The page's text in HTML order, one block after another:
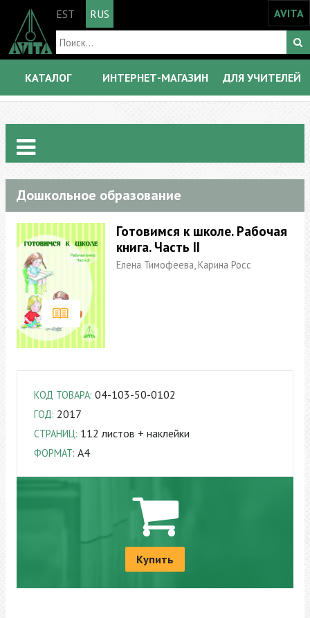
EST RUS AVITA
КАТАЛОГ ИНТЕРНЕТ-МАГАЗИН ДЛЯ УЧИТЕЛЕЙ
Дошкольное образование
Готовимся к школе. Рабочая
книга. Часть II
Елена Тимофеева, Карина Росс
КОД ТОВАРА: 04-103-50-0102
ГОД: 2017
СТРАНИЦ: 112 листов + наклейки
ФОРМАТ: A4
Купить